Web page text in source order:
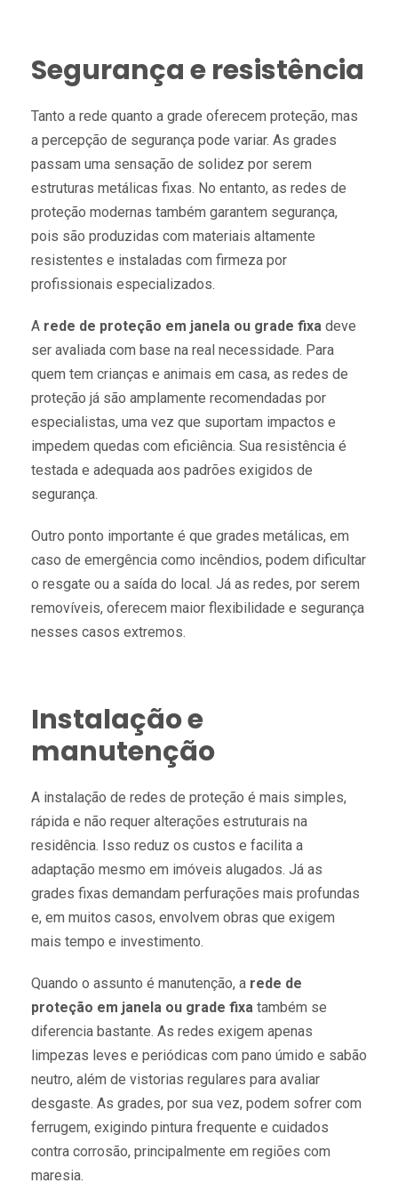
Segurança e resistência
Tanto a rede quanto a grade oferecem proteção, mas
a percepção de segurança pode variar. As grades
passam uma sensação de solidez por serem
estruturas metálicas fixas. No entanto, as redes de
proteção modernas também garantem segurança,
pois são produzidas com materiais altamente
resistentes e instaladas com firmeza por
profissionais especializados.
A rede de proteção em janela ou grade fixa deve
ser avaliada com base na real necessidade. Para
quem tem crianças e animais em casa, as redes de
proteção já são amplamente recomendadas por
especialistas, uma vez que suportam impactos e
impedem quedas com eficiência. Sua resistência é
testada e adequada aos padrões exigidos de
segurança.
Outro ponto importante é que grades metálicas, em
caso de emergência como incêndios, podem dificultar
o resgate ou a saída do local. Já as redes, por serem
removíveis, oferecem maior flexibilidade e segurança
nesses casos extremos.
Instalação e
manutenção
A instalação de redes de proteção é mais simples,
rápida e não requer alterações estruturais na
residência. Isso reduz os custos e facilita a
adaptação mesmo em imóveis alugados. Já as
grades fixas demandam perfurações mais profundas
e, em muitos casos, envolvem obras que exigem
mais tempo e investimento.
Quando o assunto é manutenção, a rede de
proteção em janela ou grade fixa também se
diferencia bastante. As redes exigem apenas
limpezas leves e periódicas com pano úmido e sabão
neutro, além de vistorias regulares para avaliar
desgaste. As grades, por sua vez, podem sofrer com
ferrugem, exigindo pintura frequente e cuidados
contra corrosão, principalmente em regiões com
maresia.